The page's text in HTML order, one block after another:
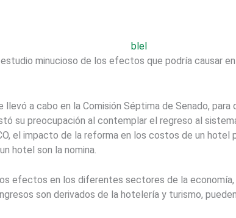
estudio minucioso de los efectos que podría causar
llevó a cabo en la Comisión Séptima de Senado,
su preocupación al contemplar el regreso al
el impacto de la reforma en los costos de un hotel
hotel son la nomina.
efectos en los diferentes sectores de la
son derivados de la hotelería y turismo,